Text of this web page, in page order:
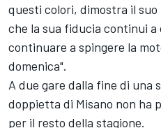
questi colori, dimostra il
che la sua fiducia continui a
continuare a spingere la
domenica".
A due gare dalla fine di una
doppietta di Misano non ha
per il resto della stagione.